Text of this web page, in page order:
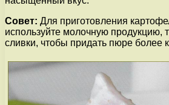
Совет: Для приготовления
используйте молочную продукцию,
сливки, чтобы придать пюре более